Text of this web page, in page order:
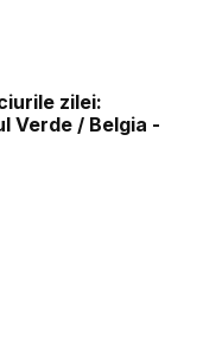
zilei:
Verde / Belgia -